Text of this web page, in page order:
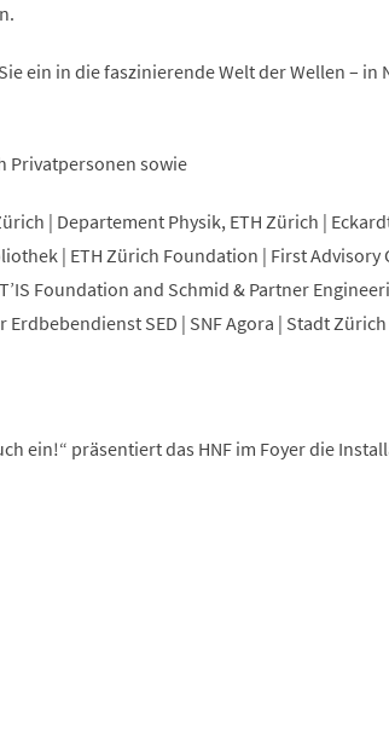
ein in die faszinierende Welt der Wellen – in
Privatpersonen sowie
| Departement Physik, ETH Zürich |
| ETH Zürich Foundation | First Advisory
Foundation and Schmid & Partner
SED | SNF Agora | Stadt
ein!“ präsentiert das HNF im Foyer die